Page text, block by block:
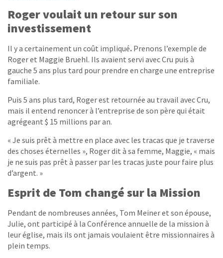
Roger voulait un retour sur son
investissement
Il y a certainement un coût impliqué. Prenons l’exemple de
Roger et Maggie Bruehl. Ils avaient servi avec Cru puis à
gauche 5 ans plus tard pour prendre en charge une entreprise
familiale.
Puis 5 ans plus tard, Roger est retournée au travail avec Cru,
mais il entend renoncer à l’entreprise de son père qui était
agrégeant $ 15 millions par an.
« Je suis prêt à mettre en place avec les tracas que je traverse
des choses éternelles », Roger dit à sa femme, Maggie, « mais
je ne suis pas prêt à passer par les tracas juste pour faire plus
d’argent. »
Esprit de Tom changé sur la Mission
Pendant de nombreuses années, Tom Meiner et son épouse,
Julie, ont participé à la Conférence annuelle de la mission à
leur église, mais ils ont jamais voulaient être missionnaires à
plein temps.